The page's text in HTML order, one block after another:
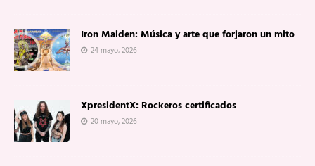
Iron Maiden: Música y arte que forjaron un mito
24 mayo, 2026
XpresidentX: Rockeros certificados
20 mayo, 2026